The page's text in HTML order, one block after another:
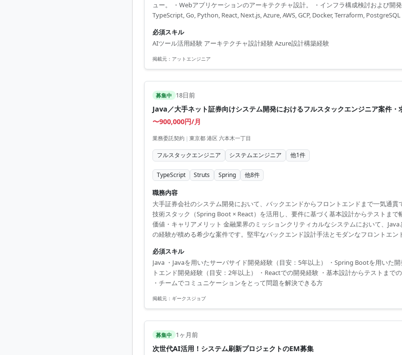
ュー。 ・Webアプリケーションのアーキテクチャ設計。 ・インフラ構成検討および開
TypeScript, Go, Python, React, Next.js, Azure, AWS, GCP, Docker, Terraform, PostgreSQL
必須スキル
AIツール活用経験 アーキテクチャ設計経験 Azure設計構築経験
掲載元： アットエンジニア
募集中 18日前
Java／大手ネット証券向けシステム開発におけるフルスタックエンジニア案件・
〜900,000円/月
業務委託契約 | 東京都 港区 六本木一丁目
フルスタックエンジニア システムエンジニア 他1件
TypeScript Struts Spring 他8件
職務内容
大手証券会社のシステム開発において、バックエンドからフロントエンドまで一気通
技術スタック（Spring Boot × React）を活用し、要件に基づく基本設計からテストまで
価値・キャリアメリット 金融業界のミッションクリティカルなシステムにおいて、
の経験が積める希少な案件です。堅牢なバックエンド設計手法とモダンなフロントエン
必須スキル
Java ・Javaを用いたサーバサイド開発経験（目安：5年以上） ・Spring Bootを用いた
トエンド開発経験（目安：2年以上） ・Reactでの開発経験 ・基本設計からテストまで
・チームでコミュニケーションをとって問題を解決できる方
掲載元： ギークスジョブ
募集中 1ヶ月前
次世代AI活用！システム刷新プロジェクトのEM募集